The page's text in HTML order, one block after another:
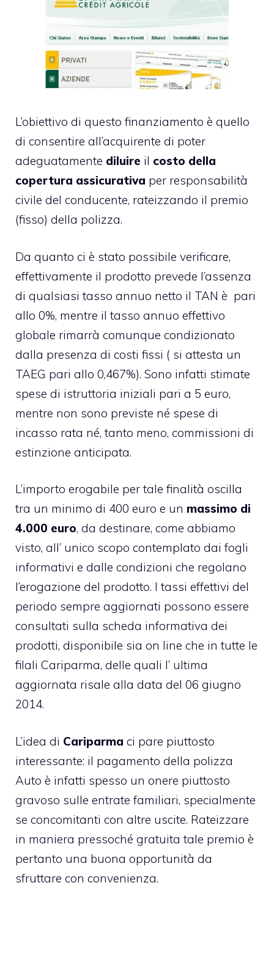
L’obiettivo di questo finanziamento è quello
di consentire all’acquirente di poter
adeguatamente diluire il costo della
copertura assicurativa per responsabilità
civile del conducente, rateizzando il premio
(fisso) della polizza.
Da quanto ci è stato possibile verificare,
effettivamente il prodotto prevede l’assenza
di qualsiasi tasso annuo netto il TAN è pari
allo 0%, mentre il tasso annuo effettivo
globale rimarrà comunque condizionato
dalla presenza di costi fissi ( si attesta un
TAEG pari allo 0,467%). Sono infatti stimate
spese di istruttoria iniziali pari a 5 euro,
mentre non sono previste né spese di
incasso rata né, tanto meno, commissioni di
estinzione anticipata.
L’importo erogabile per tale finalità oscilla
tra un minimo di 400 euro e un massimo di
4.000 euro, da destinare, come abbiamo
visto, all’ unico scopo contemplato dai fogli
informativi e dalle condizioni che regolano
l’erogazione del prodotto. I tassi effettivi del
periodo sempre aggiornati possono essere
consultati sulla scheda informativa dei
prodotti, disponibile sia on line che in tutte le
filali Cariparma, delle quali l’ ultima
aggiornata risale alla data del 06 giugno
2014.
L’idea di Cariparma ci pare piuttosto
interessante: il pagamento della polizza
Auto è infatti spesso un onere piuttosto
gravoso sulle entrate familiari, specialmente
se concomitanti con altre uscite. Rateizzare
in maniera pressoché gratuita tale premio è
pertanto una buona opportunità da
sfruttare con convenienza.